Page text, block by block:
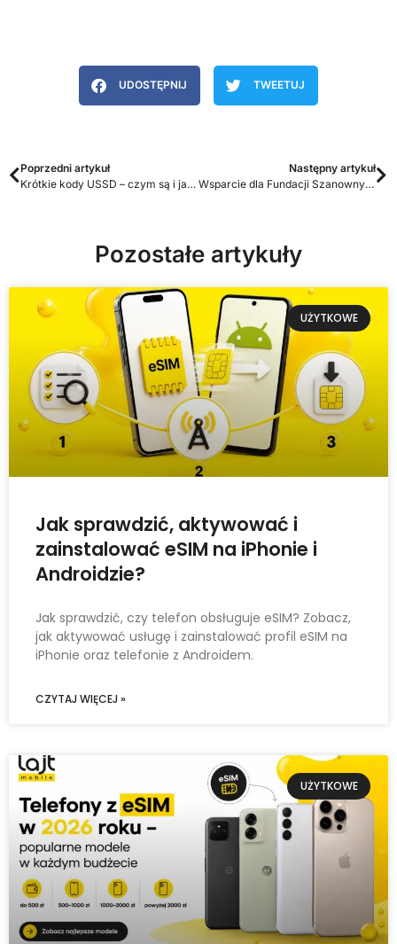
UDOSTĘPNIJ TWEETUJ
Poprzedni artykuł
Krótkie kody USSD – czym są i jak z nich korzystać?
Następny artykuł
Wsparcie dla Fundacji Szanowny Pan Kot
Pozostałe artykuły
UŻYTKOWE
Jak sprawdzić, aktywować i
zainstalować eSIM na iPhonie i
Androidzie?
Jak sprawdzić, czy telefon obsługuje eSIM? Zobacz,
jak aktywować usługę i zainstalować profil eSIM na
iPhonie oraz telefonie z Androidem.
CZYTAJ WIĘCEJ »
UŻYTKOWE